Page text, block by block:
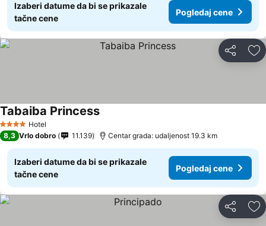
Izaberi datume da bi se prikazale
tačne cene
Pogledaj cene
Deli
4 ZvezdiceHotel
Tabaiba Princess
8,3 Vrlo dobro 11.139 Centar grada: udaljenost 19.3 km
Izaberi datume da bi se prikazale
tačne cene
Pogledaj cene
Deli